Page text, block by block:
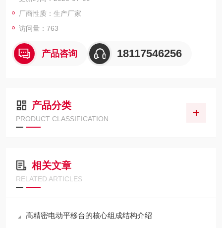
厂商性质：生产厂家
访问量：763
产品咨询 18117546256
产品分类
PRODUCT CLASSIFICATION
相关文章
RELATED ARTICLES
高精密电动平移台的核心组成结构介绍